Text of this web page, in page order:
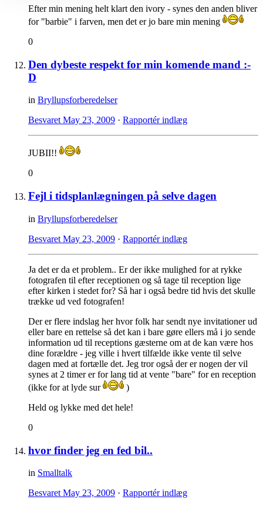
Efter min mening helt klart den ivory - synes den anden bliver
for "barbie" i farven, men det er jo bare min mening
0
Den dybeste respekt for min komende mand :-
D
in Bryllupsforberedelser
BesvaretMay 23, 2009 · Rapportér indlæg
JUBII!!
0
Fejl i tidsplanlægningen på selve dagen
in Bryllupsforberedelser
Besvaret May 23, 2009 · Rapportér indlæg
Ja det er da et problem.. Er der ikke mulighed for at rykke
fotografen til efter receptionen og så tage til reception lige
efter kirken i stedet for? Så har i også bedre tid hvis det skulle
trække ud ved fotografen!
Der er flere indslag her hvor folk har sendt nye invitationer ud
eller bare en rettelse så det kan i bare gøre ellers må i jo sende
information ud til receptions gæsterne om at de kan være hos
dine forældre - jeg ville i hvert tilfælde ikke vente til selve
dagen med at fortælle det. Jeg tror også der er nogen der vil
synes at 2 timer er for lang tid at vente "bare" for en reception
(ikke for at lyde sur
)
Held og lykke med det hele!
0
hvor finder jeg en fed bil..
in Smalltalk
Besvaret May 23, 2009 · Rapportér indlæg